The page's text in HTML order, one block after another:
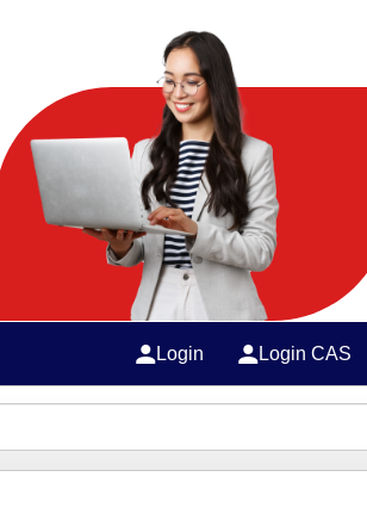
Login Login CAS